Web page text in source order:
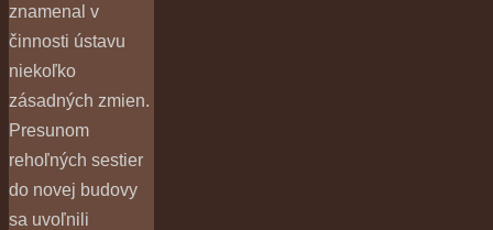
znamenal v
činnosti ústavu
niekoľko
zásadných zmien.
Presunom
rehoľných sestier
do novej budovy
sa uvoľnili